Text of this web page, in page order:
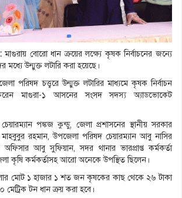
মাগুরায় বোরো ধান ক্রয়ের লক্ষ্যে কৃষক নির্বাচনের জন্যে
মধ্যে উন্মুক্ত লটারি করা হয়েছে।
পরিষদ চত্ত্বরে উন্মুক্ত লটারির মাধ্যমে কৃষক নির্বাচন
করেন মাগুরা-১ আসনের সংসদ সদস্য অ্যাডভোকেট
পঙ্কজ কুন্ডু, জেলা প্রশাসনের স্থানীয় সরকার
রহমান, উপজেলা পরিষদ চেয়ারম্যান আবু নাসির
অফিসার আবু সুফিয়ান, সদর থানার ভারপ্রাপ্ত কর্মকর্তা
কৃষি কর্মকর্তাসহ আরো অনেকে উপস্থিত ছিলেন।
মোট ১ হাজার ১ শত জন কৃষকের কাছ থেকে ২৬ টাকা
টন ধান ক্রয় করা হবে।